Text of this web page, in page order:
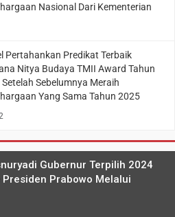
Nasional Dari Kementerian
Pertahankan Predikat Terbaik
Nitya Budaya TMII Award Tahun
Sebelumnya Meraih
Yang Sama Tahun 2025
Gubernur Terpilih 2024
Presiden Prabowo Melalui